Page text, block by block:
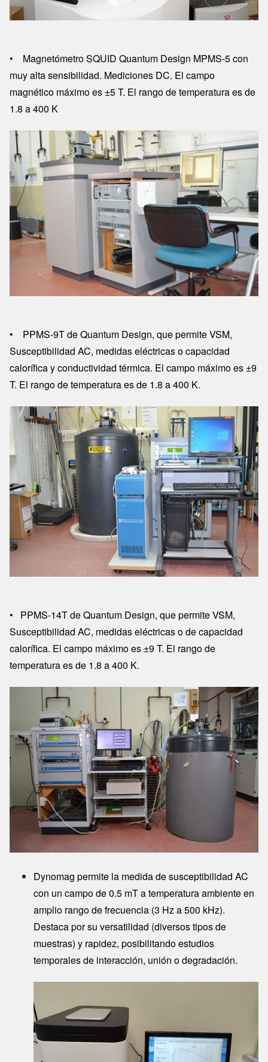
• Magnetómetro SQUID Quantum Design MPMS-5 con
muy alta sensibilidad. Mediciones DC. El campo
magnético máximo es ±5 T. El rango de temperatura es de
1.8 a 400 K
Image
• PPMS-9T de Quantum Design, que permite VSM,
Susceptibilidad AC, medidas eléctricas o capacidad
calorífica y conductividad térmica. El campo máximo es ±9
T. El rango de temperatura es de 1.8 a 400 K.
Image
• PPMS-14T de Quantum Design, que permite VSM,
Susceptibilidad AC, medidas eléctricas o de capacidad
calorífica. El campo máximo es ±9 T. El rango de
temperatura es de 1.8 a 400 K.
Dynomag permite la medida de susceptibilidad AC
con un campo de 0.5 mT a temperatura ambiente en
amplio rango de frecuencia (3 Hz a 500 kHz).
Destaca por su versatilidad (diversos tipos de
muestras) y rapidez, posibilitando estudios
temporales de interacción, unión o degradación.